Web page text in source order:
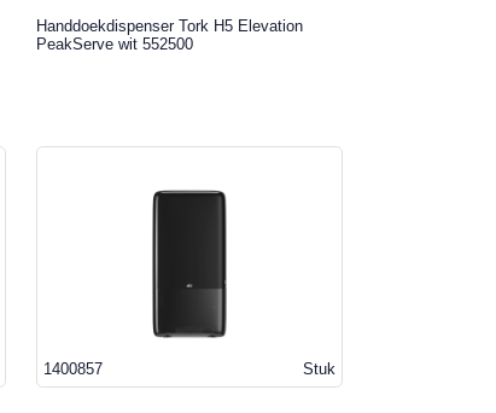
Handdoekdispenser Tork H5 Elevation
PeakServe wit 552500
Stuk
1400857